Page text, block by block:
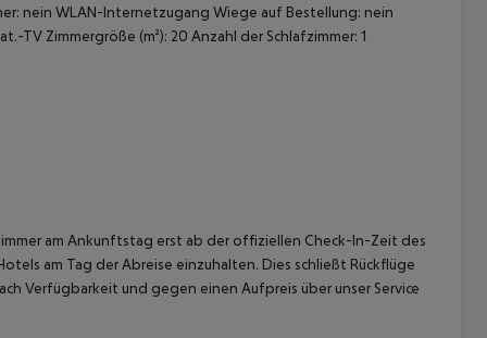
nein WLAN-Internetzugang Wiege auf Bestellung: nein
TV Zimmergröße (m²): 20 Anzahl der Schlafzimmer: 1
am Ankunftstag erst ab der offiziellen Check-In-Zeit des
am Tag der Abreise einzuhalten. Dies schließt Rückflüge
Verfügbarkeit und gegen einen Aufpreis über unser Service